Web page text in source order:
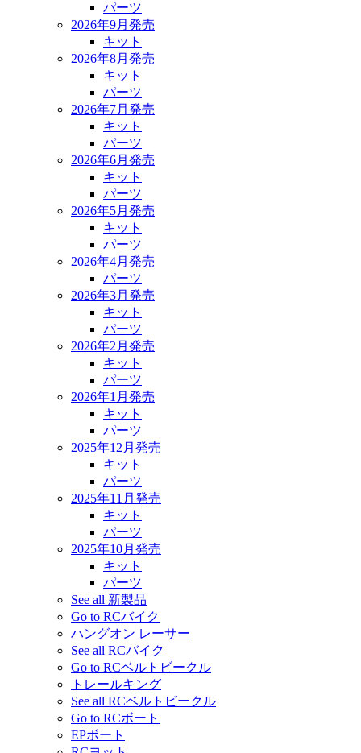
パーツ
2026年9月発売
キット
2026年8月発売
キット
パーツ
2026年7月発売
キット
パーツ
2026年6月発売
キット
パーツ
2026年5月発売
キット
パーツ
2026年4月発売
パーツ
2026年3月発売
キット
パーツ
2026年2月発売
キット
パーツ
2026年1月発売
キット
パーツ
2025年12月発売
キット
パーツ
2025年11月発売
キット
パーツ
2025年10月発売
キット
パーツ
See all 新製品
Go to RCバイク
ハングオン レーサー
See all RCバイク
Go to RCベルトビークル
トレールキング
See all RCベルトビークル
Go to RCボート
EPボート